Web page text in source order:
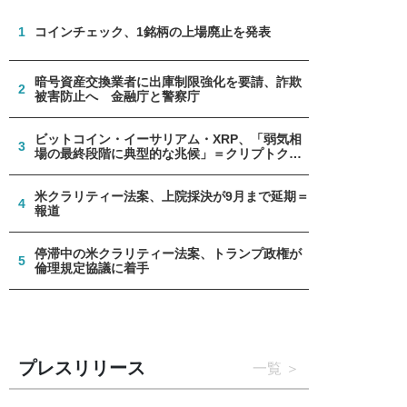
1 コインチェック、1銘柄の上場廃止を発表
2
暗号資産交換業者に出庫制限強化を要請、詐欺
被害防止へ 金融庁と警察庁
3
ビットコイン・イーサリアム・XRP、「弱気相
場の最終段階に典型的な兆候」＝クリプトクア
4
米クラリティー法案、上院採決が9月まで延期＝
報道
5
停滞中の米クラリティー法案、トランプ政権が
倫理規定協議に着手
プレスリリース 一覧